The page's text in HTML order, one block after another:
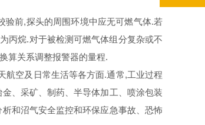
前,探头的周围环境中应无可燃气体.若
丙烷.对于被检测可燃气体组分复杂或不
算关系调整报警器的量程.
航空及日常生活等各方面.通常,工业过程
、采矿、制药、半导体加工、喷涂包装
和沼气安全监控和环保应急事故、恐怖